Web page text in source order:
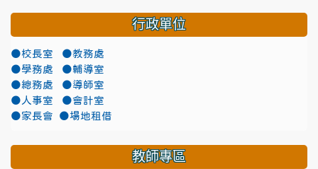
行政單位
●校長室
●教務處
●學務處
●輔導室
●總務處
●導師室
●人事室
●會計室
●家長會
●場地租借
教師專區